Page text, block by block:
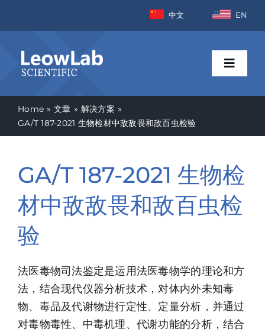
中文 EN
Toggle
首页
产品
新闻资讯
资源中心
关于莱奥
Home 文章
解决方案
GA/T 187-2021 生物检材中敌敌畏和敌百虫检验
GA/T 187-2021 生物检
材中敌敌畏和敌百虫检
验
法医毒物司法鉴定是运用法医毒物学的理论和方
法，结合现代仪器分析技术，对体内外未知毒
物、毒品及代谢物进行定性、定量分析，并通过
对毒物毒性、中毒机理、代谢功能的分析，结合